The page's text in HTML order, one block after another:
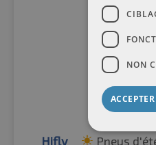
Hifly Pneus
NON